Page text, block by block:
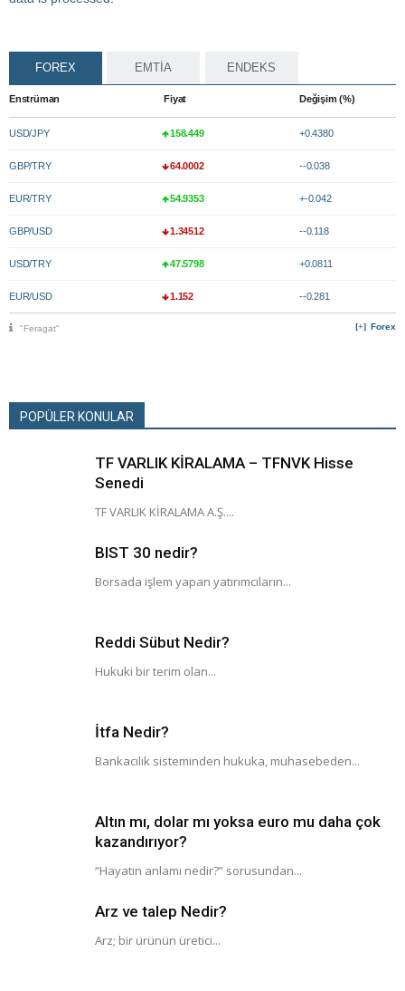
FOREX EMTİA ENDEKS
Enstrüman Fiyat Değişim (%)
USD/JPY 158.449 +0.4380
GBP/TRY 64.0002 --0.038
EUR/TRY 54.9353 +-0.042
GBP/USD 1.34512 --0.118
USD/TRY 47.5798 +0.0811
EUR/USD 1.152 --0.281
Forex
"Feragat"
POPÜLER KONULAR
TF VARLIK KİRALAMA – TFNVK Hisse
Senedi
TF VARLIK KİRALAMA A.Ş....
BIST 30 nedir?
Borsada işlem yapan yatırımcıların...
Reddi Sübut Nedir?
Hukuki bir terim olan...
İtfa Nedir?
Bankacılık sisteminden hukuka, muhasebeden...
Altın mı, dolar mı yoksa euro mu daha çok
kazandırıyor?
“Hayatın anlamı nedir?” sorusundan...
Arz ve talep Nedir?
Arz; bir ürünün üretici...